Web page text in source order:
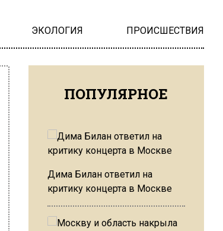
ЭКОЛОГИЯ ПРОИСШЕСТВИЯ
ПОПУЛЯРНОЕ
Дима Билан ответил на
критику концерта в Москве